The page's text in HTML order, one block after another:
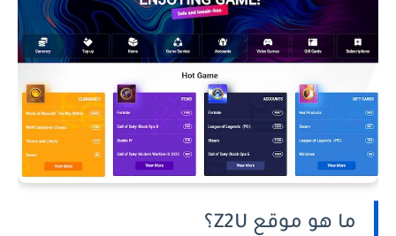
ما هو موقع Z2U؟